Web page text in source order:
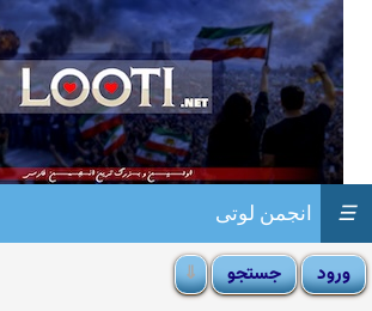
انجمن لوتی ☰